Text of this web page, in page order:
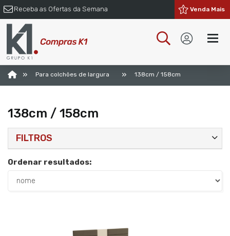
Receba as Ofertas da Semana Venda Mais
» Para colchões de largura » 138cm / 158cm
138cm / 158cm
FILTROS
Ordenar resultados: